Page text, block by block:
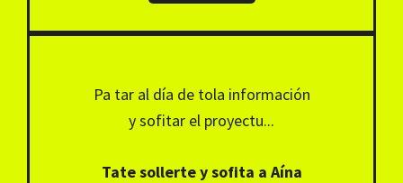
Pa tar al día de tola información
y sofitar el proyectu...
Tate sollerte y sofita a Aína